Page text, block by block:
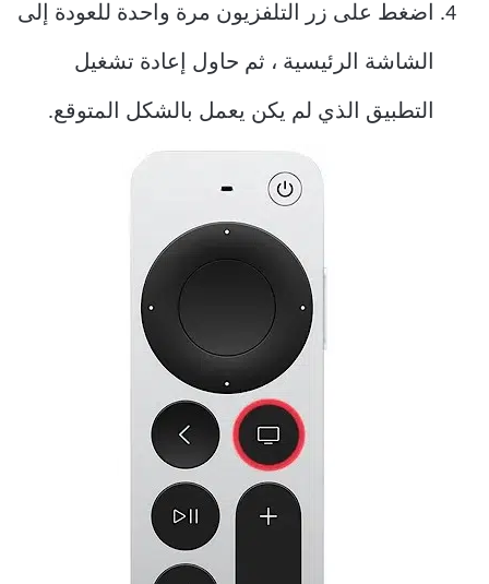
اضغط على زر التلفزيون مرة واحدة للعودة إلى
الشاشة الرئيسية ، ثم حاول إعادة تشغيل
التطبيق الذي لم يكن يعمل بالشكل المتوقع.